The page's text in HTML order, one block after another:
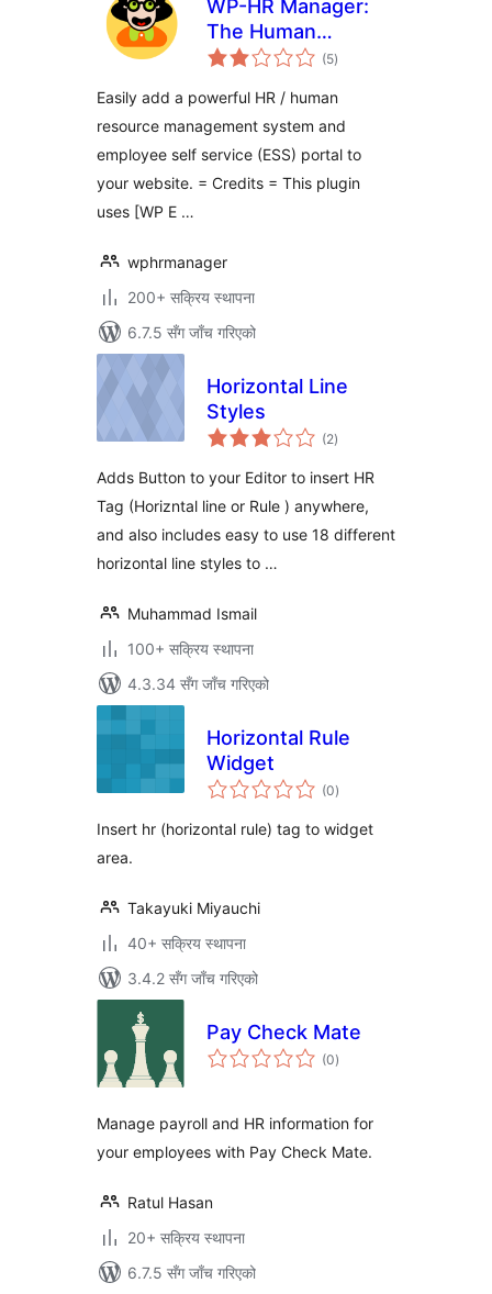
WP-HR Manager:
The Human
Resources Plugin
(5कुल
रेटिङ्गहरू
)
Easily add a powerful HR / human
resource management system and
employee self service (ESS) portal to
your website. = Credits = This plugin
uses [WP E …
wphrmanager
200+ सक्रिय स्थापना
6.7.5 सँग जाँच गरिएको
Horizontal Line
Styles
(2कुल
रेटिङ्गहरू
)
Adds Button to your Editor to insert HR
Tag (Horizntal line or Rule ) anywhere,
and also includes easy to use 18 different
horizontal line styles to …
Muhammad Ismail
100+ सक्रिय स्थापना
4.3.34 सँग जाँच गरिएको
Horizontal Rule
Widget
(0कुल
रेटिङ्गहरू
)
Insert hr (horizontal rule) tag to widget
area.
Takayuki Miyauchi
40+ सक्रिय स्थापना
3.4.2 सँग जाँच गरिएको
Pay Check Mate
(0कुल
रेटिङ्गहरू
)
Manage payroll and HR information for
your employees with Pay Check Mate.
Ratul Hasan
20+ सक्रिय स्थापना
6.7.5 सँग जाँच गरिएको